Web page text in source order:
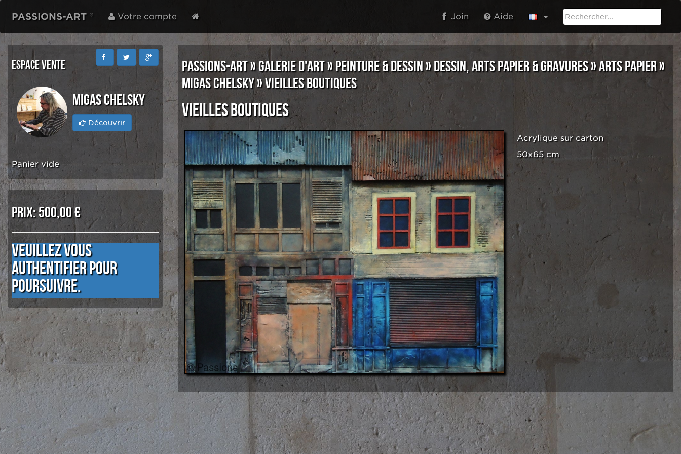
PASSIONS-ART ® Votre compte Join Aide
ESPACE VENTE
MIGAS CHELSKY
Découvrir
Panier vide
PRIX:500,00 €
Veuillez vous
authentifier pour
poursuivre.
PASSIONS-ART»GALERIE D'ART»PEINTURE & DESSIN»DESSIN, ARTS PAPIER & GRAVURES»ARTS PAPIER»
MIGAS CHELSKY» VIEILLES BOUTIQUES
Vieilles boutiques
Acrylique sur carton
50x65 cm